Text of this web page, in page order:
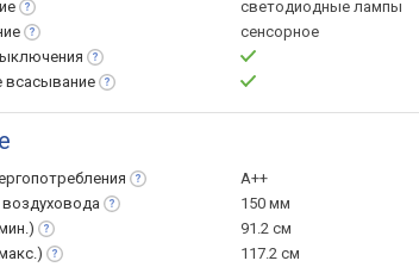
светодиодные лампы
сенсорное
всасывание
A++
воздуховода
150 мм
91.2 см
117.2 см